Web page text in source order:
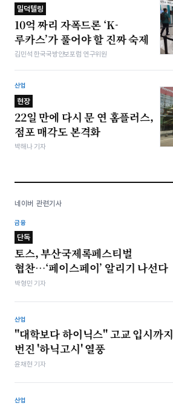
밀덕텔링
10억 짜리 자폭드론 ‘K-
루카스’가 풀어야 할 진짜 숙제
김민석 한국국방안보포럼 연구위원
산업
현장
22일 만에 다시 문 연 홈플러스,
점포 매각도 본격화
박해나 기자
네이버 관련기사
금융
단독
토스, 부산국제록페스티벌
협찬…‘페이스페이’ 알리기 나선다
박형민 기자
산업
"대학보다 하이닉스" 고교 입시까지
번진 '하닉고시' 열풍
윤채현 기자
산업